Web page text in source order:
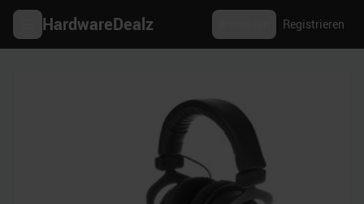
HardwareDealz Registrieren